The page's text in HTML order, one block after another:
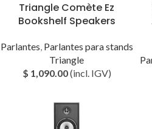
Triangle Comète Ez
Bookshelf Speakers
Parlantes, Parlantes para stands
Triangle
$ 1,090.00(incl. IGV)